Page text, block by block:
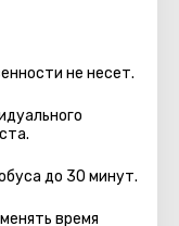
не несет.
до 30 минут.
время